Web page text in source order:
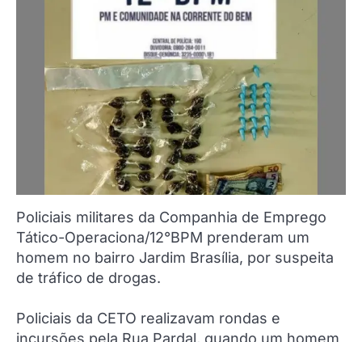
Policiais militares da Companhia de Emprego
Tático-Operaciona/12°BPM prenderam um
homem no bairro Jardim Brasília, por suspeita
de tráfico de drogas.
Policiais da CETO realizavam rondas e
incursões pela Rua Pardal, quando um homem